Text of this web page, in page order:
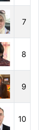
7
8
9
10